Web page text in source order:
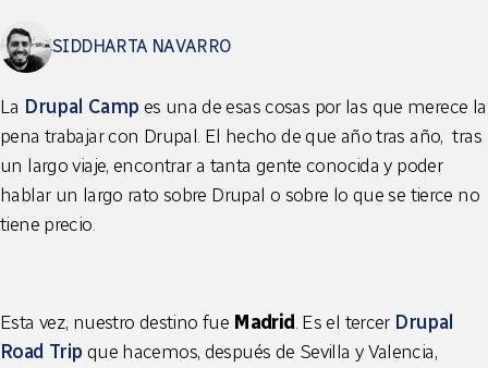
SIDDHARTA NAVARRO
La Drupal Camp es una de esas cosas por las que merece la
pena trabajar con Drupal. El hecho de que año tras año, tras
un largo viaje, encontrar a tanta gente conocida y poder
hablar un largo rato sobre Drupal o sobre lo que se tierce no
tiene precio.
Esta vez, nuestro destino fue Madrid. Es el tercer Drupal
Road Trip que hacemos, después de Sevilla y Valencia,